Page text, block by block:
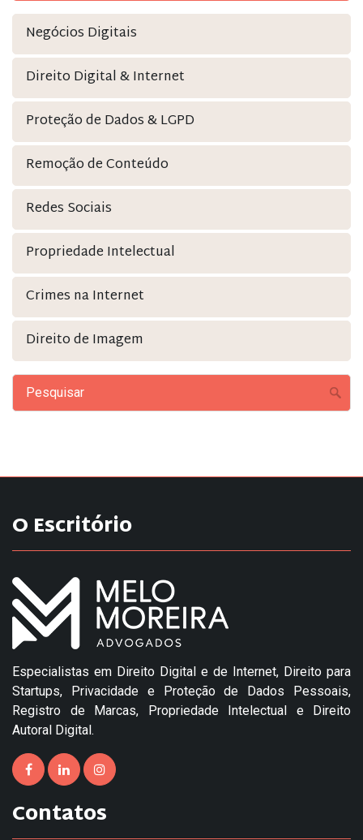
Negócios Digitais
Direito Digital & Internet
Proteção de Dados & LGPD
Remoção de Conteúdo
Redes Sociais
Propriedade Intelectual
Crimes na Internet
Direito de Imagem
O Escritório
Especialistas em Direito Digital e de Internet, Direito para
Startups, Privacidade e Proteção de Dados Pessoais,
Registro de Marcas, Propriedade Intelectual e Direito
Autoral Digital.
Contatos